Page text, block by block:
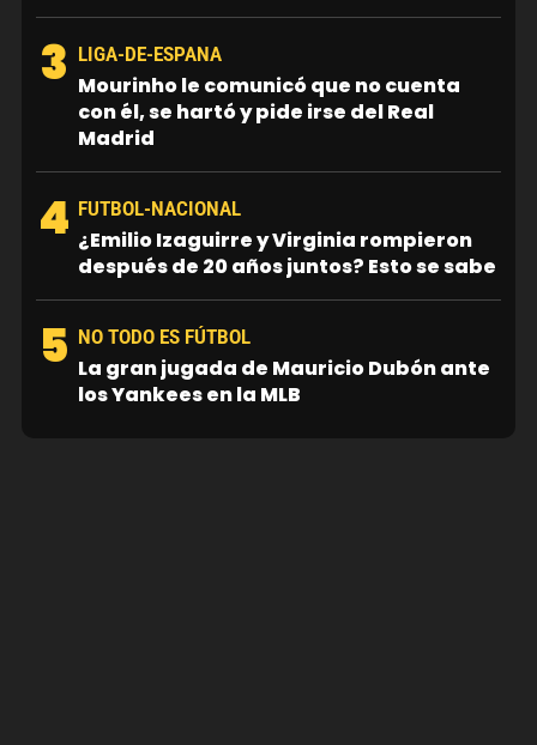
3 LIGA-DE-ESPANA
Mourinho le comunicó que no cuenta
con él, se hartó y pide irse del Real
Madrid
4 FUTBOL-NACIONAL
¿Emilio Izaguirre y Virginia rompieron
después de 20 años juntos? Esto se sabe
5 NO TODO ES FÚTBOL
La gran jugada de Mauricio Dubón ante
los Yankees en la MLB